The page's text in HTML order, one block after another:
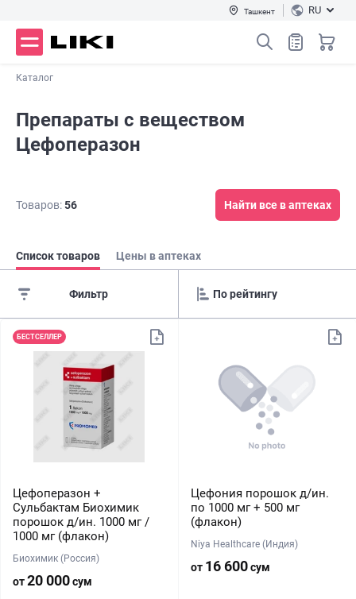
Ташкент RU
Каталог
Препараты с веществом
Цефоперазон
Товаров:56 Найти все в аптеках
Список товаров Цены в аптеках
Фильтр
БЕСТСЕЛЛЕР
Цефоперазон +
Сульбактам Биохимик
порошок д/ин. 1000 мг /
1000 мг (флакон)
Биохимик (Россия)
от20 000сум
Цефония порошок д/ин.
по 1000 мг + 500 мг
(флакон)
Niya Healthcare (Индия)
от 16 600сум